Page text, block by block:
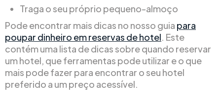
Traga o seu próprio pequeno-almoço
Pode encontrar mais dicas no nosso guia para
poupar dinheiro em reservas de hotel. Este
contém uma lista de dicas sobre quando reservar
um hotel, que ferramentas pode utilizar e o que
mais pode fazer para encontrar o seu hotel
preferido a um preço acessível.